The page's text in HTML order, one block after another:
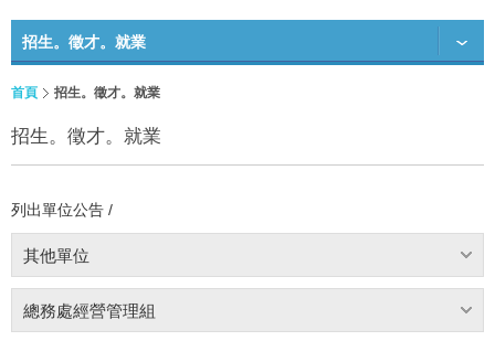
招生。徵才。就業
首頁 招生。徵才。就業
招生。徵才。就業
列出單位公告 /
其他單位
總務處經營管理組